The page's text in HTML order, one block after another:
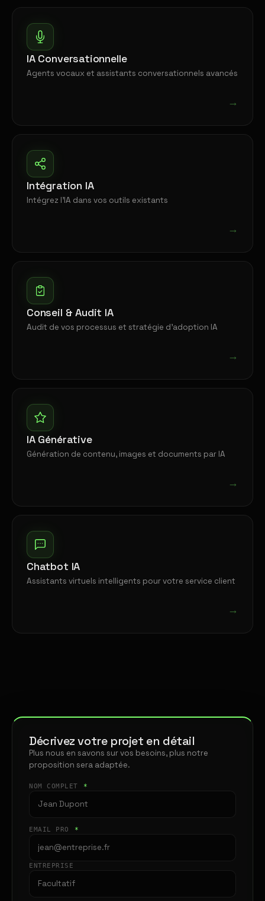
IA Conversationnelle
Agents vocaux et assistants conversationnels avancés
→
Intégration IA
Intégrez l'IA dans vos outils existants
→
Conseil & Audit IA
Audit de vos processus et stratégie d'adoption IA
→
IA Générative
Génération de contenu, images et documents par IA
→
Chatbot IA
Assistants virtuels intelligents pour votre service client
→
Décrivez votre projet en détail
Plus nous en savons sur vos besoins, plus notre
proposition sera adaptée.
NOM COMPLET *
EMAIL PRO *
ENTREPRISE